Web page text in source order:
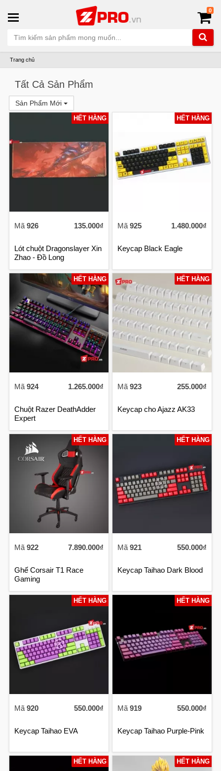
0
Trang chủ
Tất Cả Sản Phẩm
Sản Phẩm Mới
HẾT HÀNG
Mã 926 135.000₫
Lót chuột Dragonslayer Xin
Zhao - Đồ Long
HẾT HÀNG
Mã 925 1.480.000₫
Keycap Black Eagle
HẾT HÀNG
Mã 924 1.265.000₫
Chuột Razer DeathAdder
Expert
HẾT HÀNG
Mã 923 255.000₫
Keycap cho Ajazz AK33
HẾT HÀNG
Mã 922 7.890.000₫
Ghế Corsair T1 Race
Gaming
HẾT HÀNG
Mã 921 550.000₫
Keycap Taihao Dark Blood
HẾT HÀNG
Mã 920 550.000₫
Keycap Taihao EVA
HẾT HÀNG
Mã 919 550.000₫
Keycap Taihao Purple-Pink
HẾT HÀNG HẾT HÀNG